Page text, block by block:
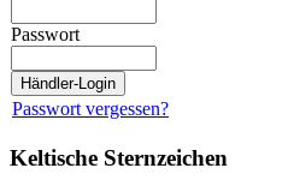
Passwort
Passwort vergessen?
Keltische Sternzeichen